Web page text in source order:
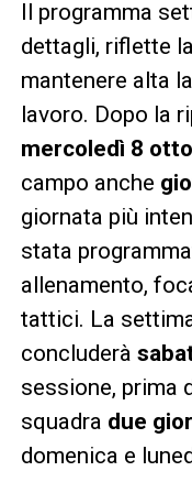
Il programma
dettagli, riflette
mantenere alta
lavoro. Dopo la
mercoledì 8
campo anche
giornata più
stata
allenamento,
tattici. La
concluderà
sessione, prima
squadra due
domenica e